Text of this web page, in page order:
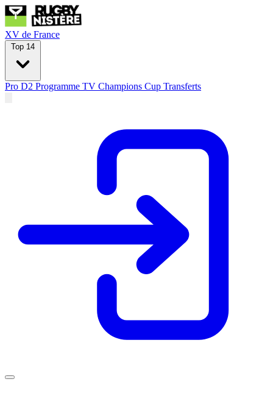
XV de France
Top 14
Pro D2 Programme TV Champions Cup Transferts